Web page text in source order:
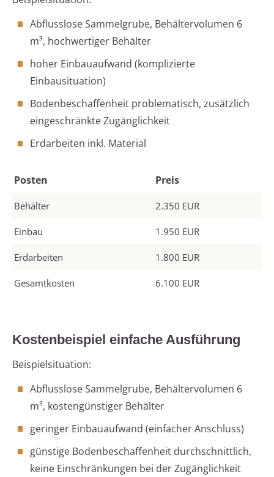
Abflusslose Sammelgrube, Behältervolumen 6
m³, hochwertiger Behälter
hoher Einbauaufwand (komplizierte
Einbausituation)
Bodenbeschaffenheit problematisch, zusätzlich
eingeschränkte Zugänglichkeit
Erdarbeiten inkl. Material
Posten Preis
Behälter 2.350 EUR
Einbau 1.950 EUR
Erdarbeiten 1.800 EUR
Gesamtkosten 6.100 EUR
Kostenbeispiel einfache Ausführung
Beispielsituation:
Abflusslose Sammelgrube, Behältervolumen 6
m³, kostengünstiger Behälter
geringer Einbauaufwand (einfacher Anschluss)
günstige Bodenbeschaffenheit durchschnittlich,
keine Einschränkungen bei der Zugänglichkeit